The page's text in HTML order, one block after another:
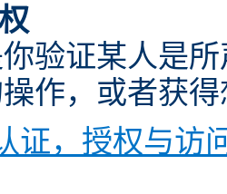
验证某人是
作，或者获
证，授权与访